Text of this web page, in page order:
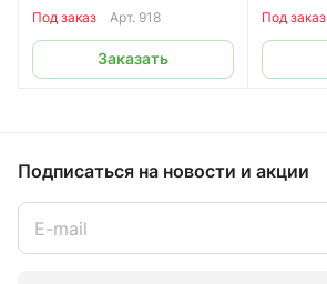
Под заказ Арт. 918
Заказать
Под заказ
Подписаться на новости и акции